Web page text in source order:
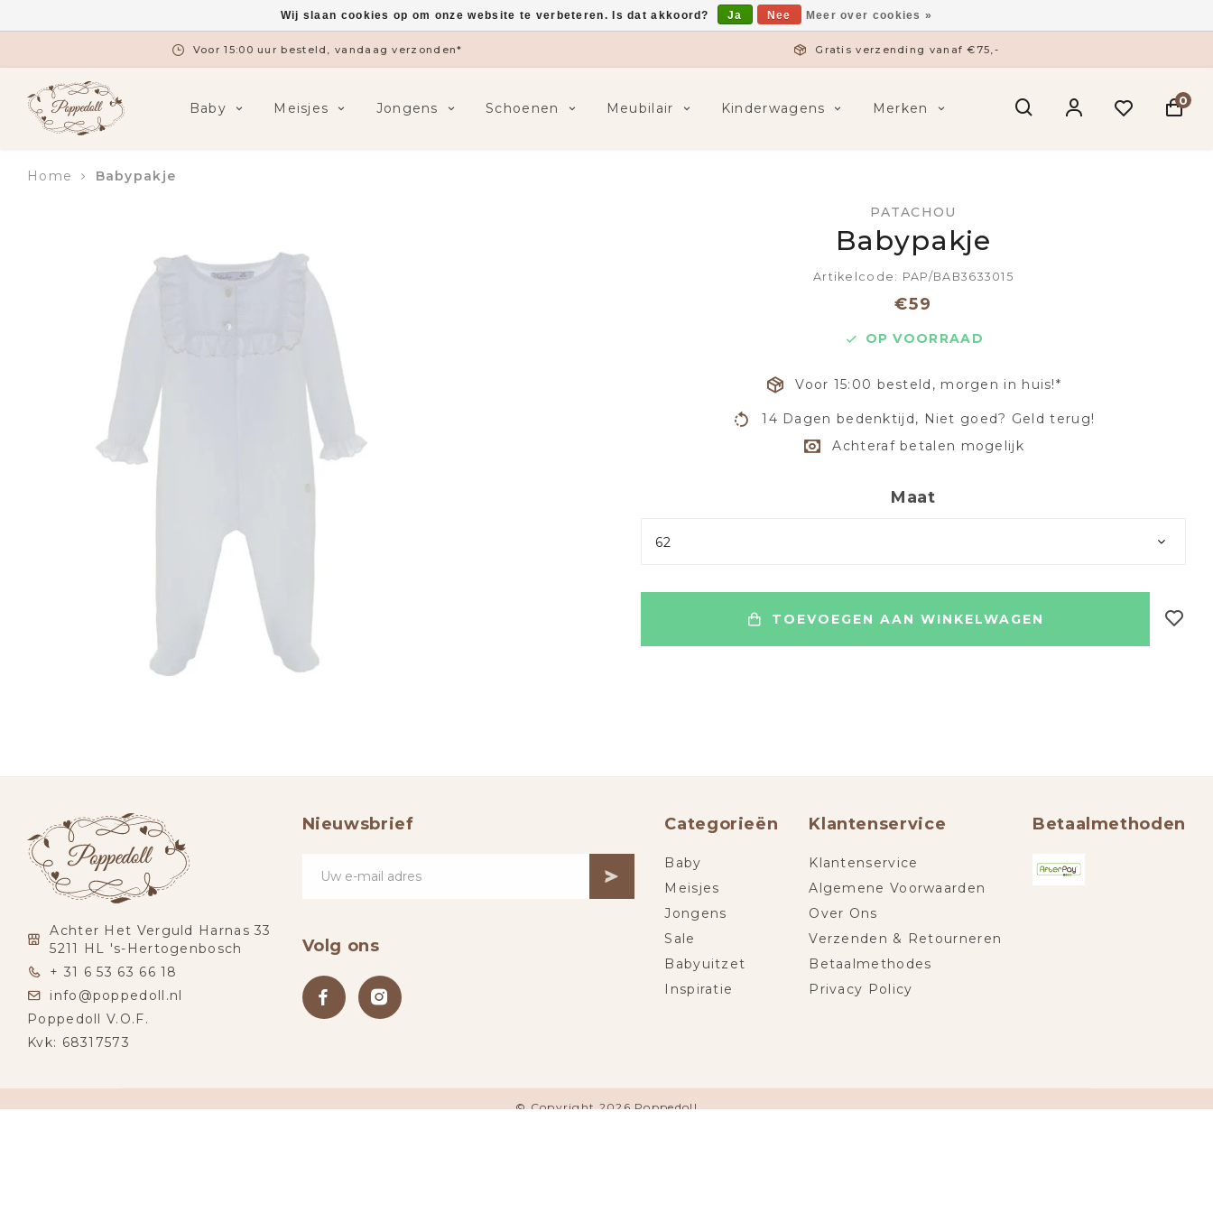
Voor 15:00 uur besteld, vandaag verzonden* Gratis verzending vanaf €75,-
Baby Meisjes Jongens Schoenen Meubilair Kinderwagens Merken 0
Home Babypakje
PATACHOU
Babypakje
Artikelcode: PAP/BAB3633015
€59
OP VOORRAAD
Voor 15:00 besteld, morgen in huis!*
14 Dagen bedenktijd, Niet goed? Geld terug!
Achteraf betalen mogelijk
Maat
62
TOEVOEGEN AAN WINKELWAGEN
Achter Het Verguld Harnas 33
5211 HL 's-Hertogenbosch
+ 31 6 53 63 66 18
info@poppedoll.nl
Poppedoll V.O.F.
Kvk: 68317573
Nieuwsbrief
Volg ons
Categorieën
Baby
Meisjes
Jongens
Sale
Babyuitzet
Inspiratie
Klantenservice
Klantenservice
Algemene Voorwaarden
Over Ons
Verzenden & Retourneren
Betaalmethodes
Privacy Policy
Betaalmethoden
© Copyright 2026 Poppedoll
Wij slaan cookies op om onze website te verbeteren. Is dat akkoord? Ja Nee Meer over cookies »